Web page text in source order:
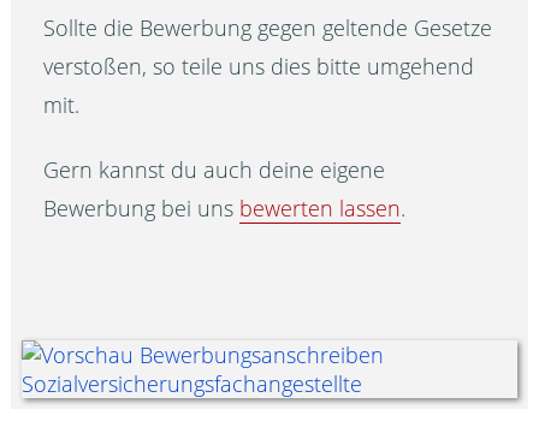
Sollte die Bewerbung gegen geltende Gesetze
verstoßen, so teile uns dies bitte umgehend
mit.
Gern kannst du auch deine eigene
Bewerbung bei uns bewerten lassen.